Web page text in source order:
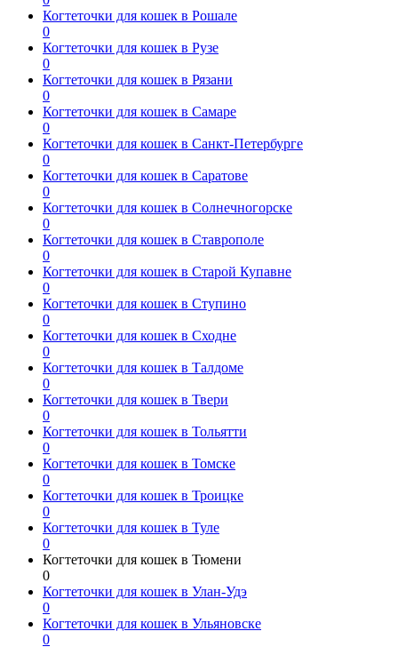
Когтеточки для кошек в Рошале
0
Когтеточки для кошек в Рузе
0
Когтеточки для кошек в Рязани
0
Когтеточки для кошек в Самаре
0
Когтеточки для кошек в Санкт-Петербурге
0
Когтеточки для кошек в Саратове
0
Когтеточки для кошек в Солнечногорске
0
Когтеточки для кошек в Ставрополе
0
Когтеточки для кошек в Старой Купавне
0
Когтеточки для кошек в Ступино
0
Когтеточки для кошек в Сходне
0
Когтеточки для кошек в Талдоме
0
Когтеточки для кошек в Твери
0
Когтеточки для кошек в Тольятти
0
Когтеточки для кошек в Томске
0
Когтеточки для кошек в Троицке
0
Когтеточки для кошек в Туле
0
Когтеточки для кошек в Тюмени
0
Когтеточки для кошек в Улан-Удэ
0
Когтеточки для кошек в Ульяновске
0